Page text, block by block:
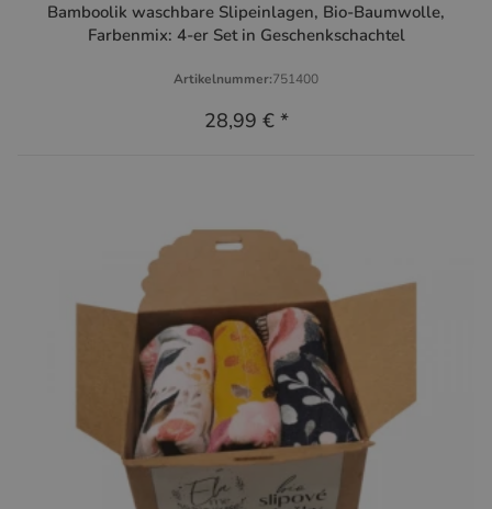
Bamboolik waschbare Slipeinlagen, Bio-Baumwolle,
Farbenmix: 4-er Set in Geschenkschachtel
Artikelnummer:751400
28,99 € *